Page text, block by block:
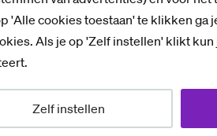
'Alle cookies toestaan' te klikken ga
Als je op 'Zelf instellen' klikt
Zelf instellen
en stelde voor om zelf de
is hij naar België gegaan.
zijn verzoek was afgewezen.
meer van dit soort
er komen.”